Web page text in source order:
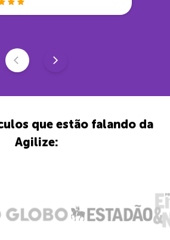
que estão falando da
Agilize: